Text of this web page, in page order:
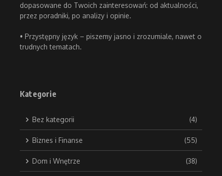
dopasowane do Twoich zainteresowań: od aktualności,
przez poradniki, po analizy i opinie.
• Przystępny język – piszemy jasno i zrozumiale, nawet o
trudnych tematach.
Kategorie
Bez kategorii (4)
Biznes i Finanse (55)
Dom i Wnętrze (38)